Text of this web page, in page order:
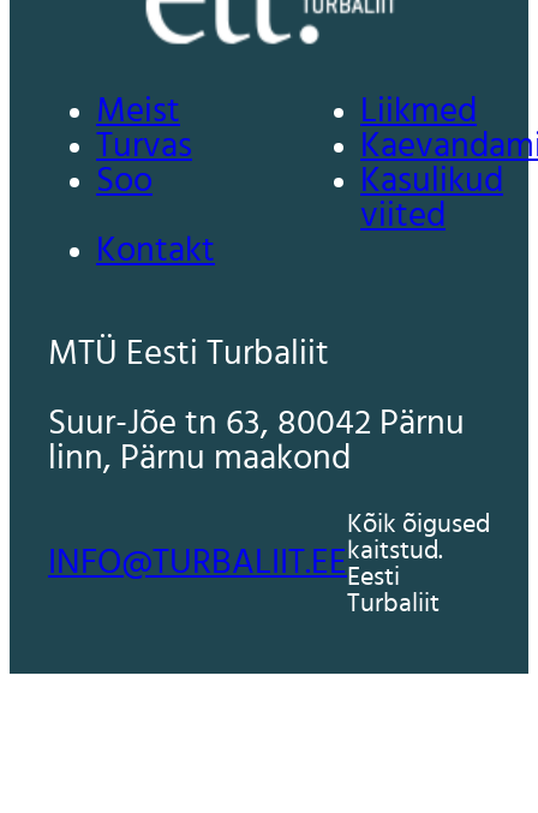
Meist
Liikmed
Turvas
Soo
Kasulikud
viited
Kontakt
MTÜ Eesti Turbaliit
Suur-Jõe tn 63, 80042 Pärnu
linn, Pärnu maakond
INFO@TURBALIIT.EE
Kõik õigused
kaitstud.
Eesti
Turbaliit